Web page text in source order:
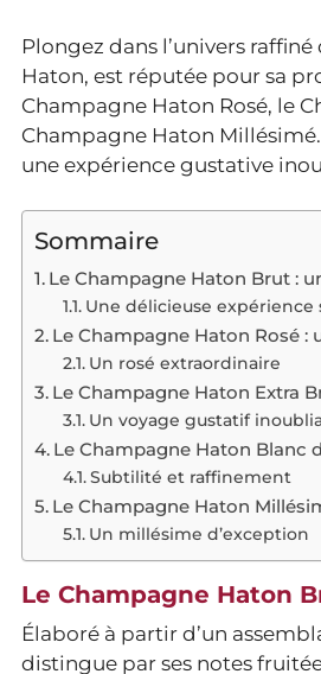
Plongez dans l’univers raffiné
Haton, est réputée pour sa
Champagne Haton Rosé, le
Champagne Haton
une expérience gustative
Sommaire
Le Champagne Haton Brut :
Une délicieuse expérience
Le Champagne Haton Rosé :
Un rosé extraordinaire
Le Champagne Haton Extra
Un voyage gustatif
Le Champagne Haton Blanc
Subtilité et raffinement
Le Champagne Haton
Un millésime d’exception
Le Champagne Haton
Élaboré à partir d’un
distingue par ses notes